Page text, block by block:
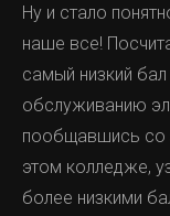
Ну и стало
наше все!
самый низкий
обслуживанию
пообщавшись со
этом колледже,
более низкими